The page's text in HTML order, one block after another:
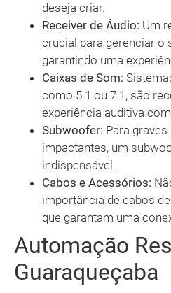
deseja criar.
Receiver de Áudio: Um
crucial para gerenciar o
garantindo uma
Caixas de Som:
como 5.1 ou 7.1, são
experiência auditiva
Subwoofer: Para
impactantes, um
indispensável.
Cabos e Acessórios:
importância de cabos
que garantam uma
Automação
Guaraqueçaba